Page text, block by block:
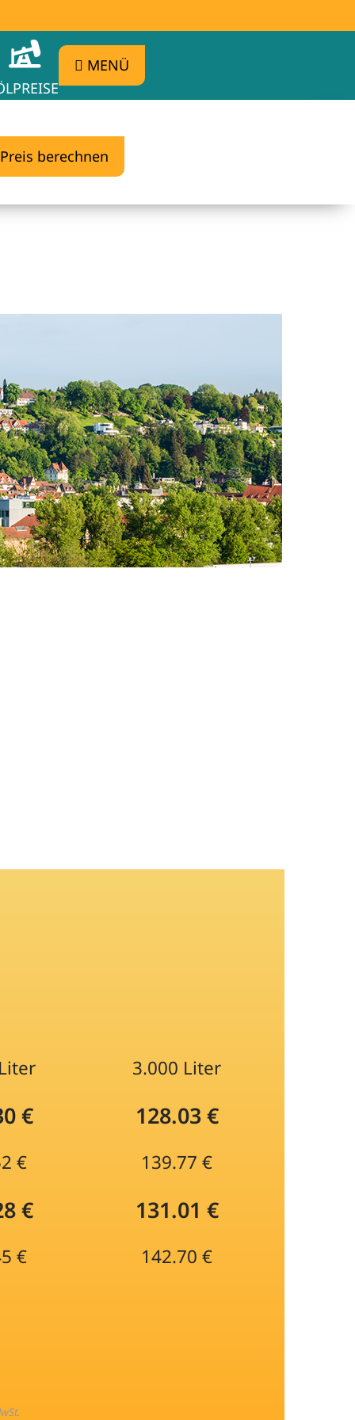
MENÜ
3.000 Liter
€ 128.03 €
€ 139.77 €
€ 131.01 €
€ 142.70 €